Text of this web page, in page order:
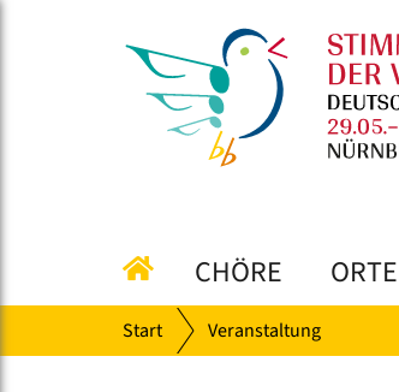
CHÖRE ORTE
Start Veranstaltung